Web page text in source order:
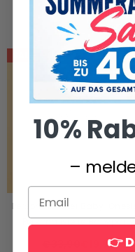
Weihnachtsornament Für
Werdende Eltern, Baby-
Ankündigung
€19,90€17,90
Personalisierter Baby-Onesie
Personalisierte
Geschenke Zur
€19,90
10%
–
👉